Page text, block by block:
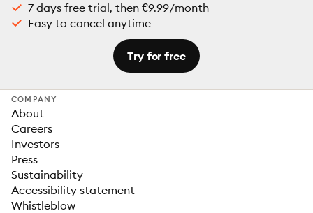
7 days free trial, then €9.99/month
Easy to cancel anytime
Try for free
COMPANY
About
Careers
Investors
Press
Sustainability
Accessibility statement
Whistleblow